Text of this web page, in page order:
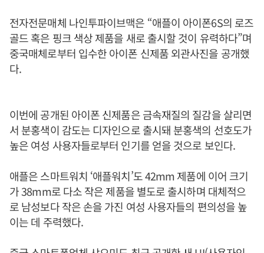
전자전문매체 나인투파이브맥은 “애플이 아이폰6S의 로즈
골드 혹은 핑크 색상 제품을 새로 출시할 것이 유력하다”며
중국매체로부터 입수한 아이폰 신제품 외관사진을 공개했
다.
이번에 공개된 아이폰 신제품은 금속재질의 질감을 살리면
서 분홍색이 감도는 디자인으로 출시돼 분홍색의 선호도가
높은 여성 사용자들로부터 인기를 얻을 것으로 보인다.
애플은 스마트워치 ‘애플워치’도 42mm 제품에 이어 크기
가 38mm로 다소 작은 제품을 별도로 출시하며 대체적으
로 남성보다 작은 손을 가진 여성 사용자들의 편의성을 높
이는 데 주력했다.